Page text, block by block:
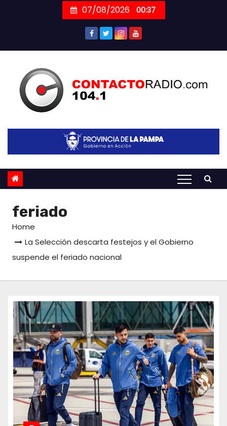
07/08/2026 00:37
feriado
Home
La Selección descarta festejos y el Gobierno
suspende el feriado nacional